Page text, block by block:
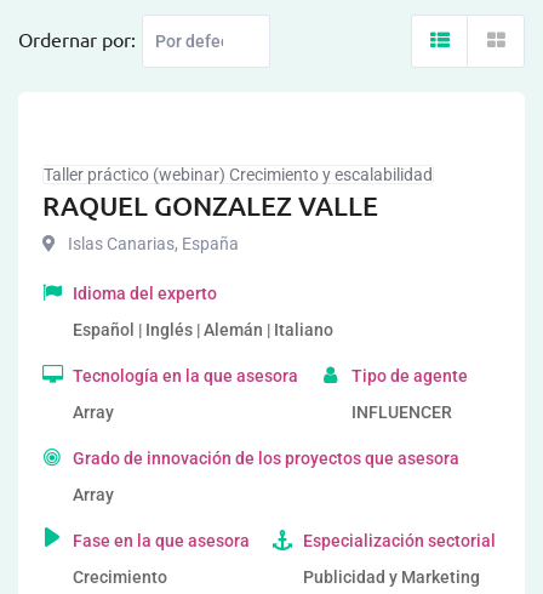
Ordernar por:
Taller práctico (webinar) Crecimiento y escalabilidad
RAQUEL GONZALEZ VALLE
Islas Canarias, España
Idioma del experto
Español | Inglés | Alemán | Italiano
Tecnología en la que asesora
Array
Tipo de agente
INFLUENCER
Grado de innovación de los proyectos que asesora
Array
Fase en la que asesora
Crecimiento
Especialización sectorial
Publicidad y Marketing